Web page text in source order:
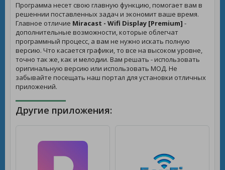
Программа несет свою главную функцию, помогает вам в
решеннии поставленных задач и экономит ваше время.
Главное отличие Miracast - Wifi Display [Premium] -
дополнительные возможности, которые облегчат
программный процесс, а вам не нужно искать полную
версию. Что касается графики, то все на высоком уровне,
точно так же, как и мелодии. Вам решать - использовать
оригинальную версию или использовать МОД. Не
забывайте посещать наш портал для установки отличных
приложений.
Другие приложения: